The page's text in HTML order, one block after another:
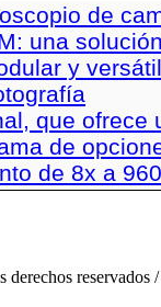
de
una
y versátil
que ofrece
de
de 8x a
reservados /